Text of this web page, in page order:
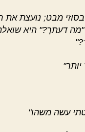
מבט; נועצת את
דעתך?" היא
עשה משהו"